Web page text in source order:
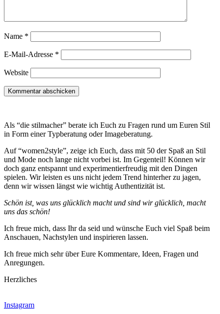
Name *
E-Mail-Adresse *
Website
Als “die stilmacher” berate ich Euch zu Fragen rund um Euren Stil
in Form einer Typberatung oder Imageberatung.
Auf “women2style”, zeige ich Euch, dass mit 50 der Spaß an Stil
und Mode noch lange nicht vorbei ist. Im Gegenteil! Können wir
doch ganz entspannt und experimentierfreudig mit den Dingen
spielen. Wir leisten es uns nicht jedem Trend hinterher zu jagen,
denn wir wissen längst wie wichtig Authentizität ist.
Schön ist, was uns glücklich macht und sind wir glücklich, macht
uns das schön!
Ich freue mich, dass Ihr da seid und wünsche Euch viel Spaß beim
Anschauen, Nachstylen und inspirieren lassen.
Ich freue mich sehr über Eure Kommentare, Ideen, Fragen und
Anregungen.
Herzliches
Instagram